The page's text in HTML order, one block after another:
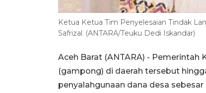
Ketua Ketua Tim Penyelesaian Tindak
Safrizal. (ANTARA/Teuku Dedi Iskandar)
Aceh Barat (ANTARA) - Pemerintah
(gampong) di daerah tersebut
penyalahgunaan dana desa